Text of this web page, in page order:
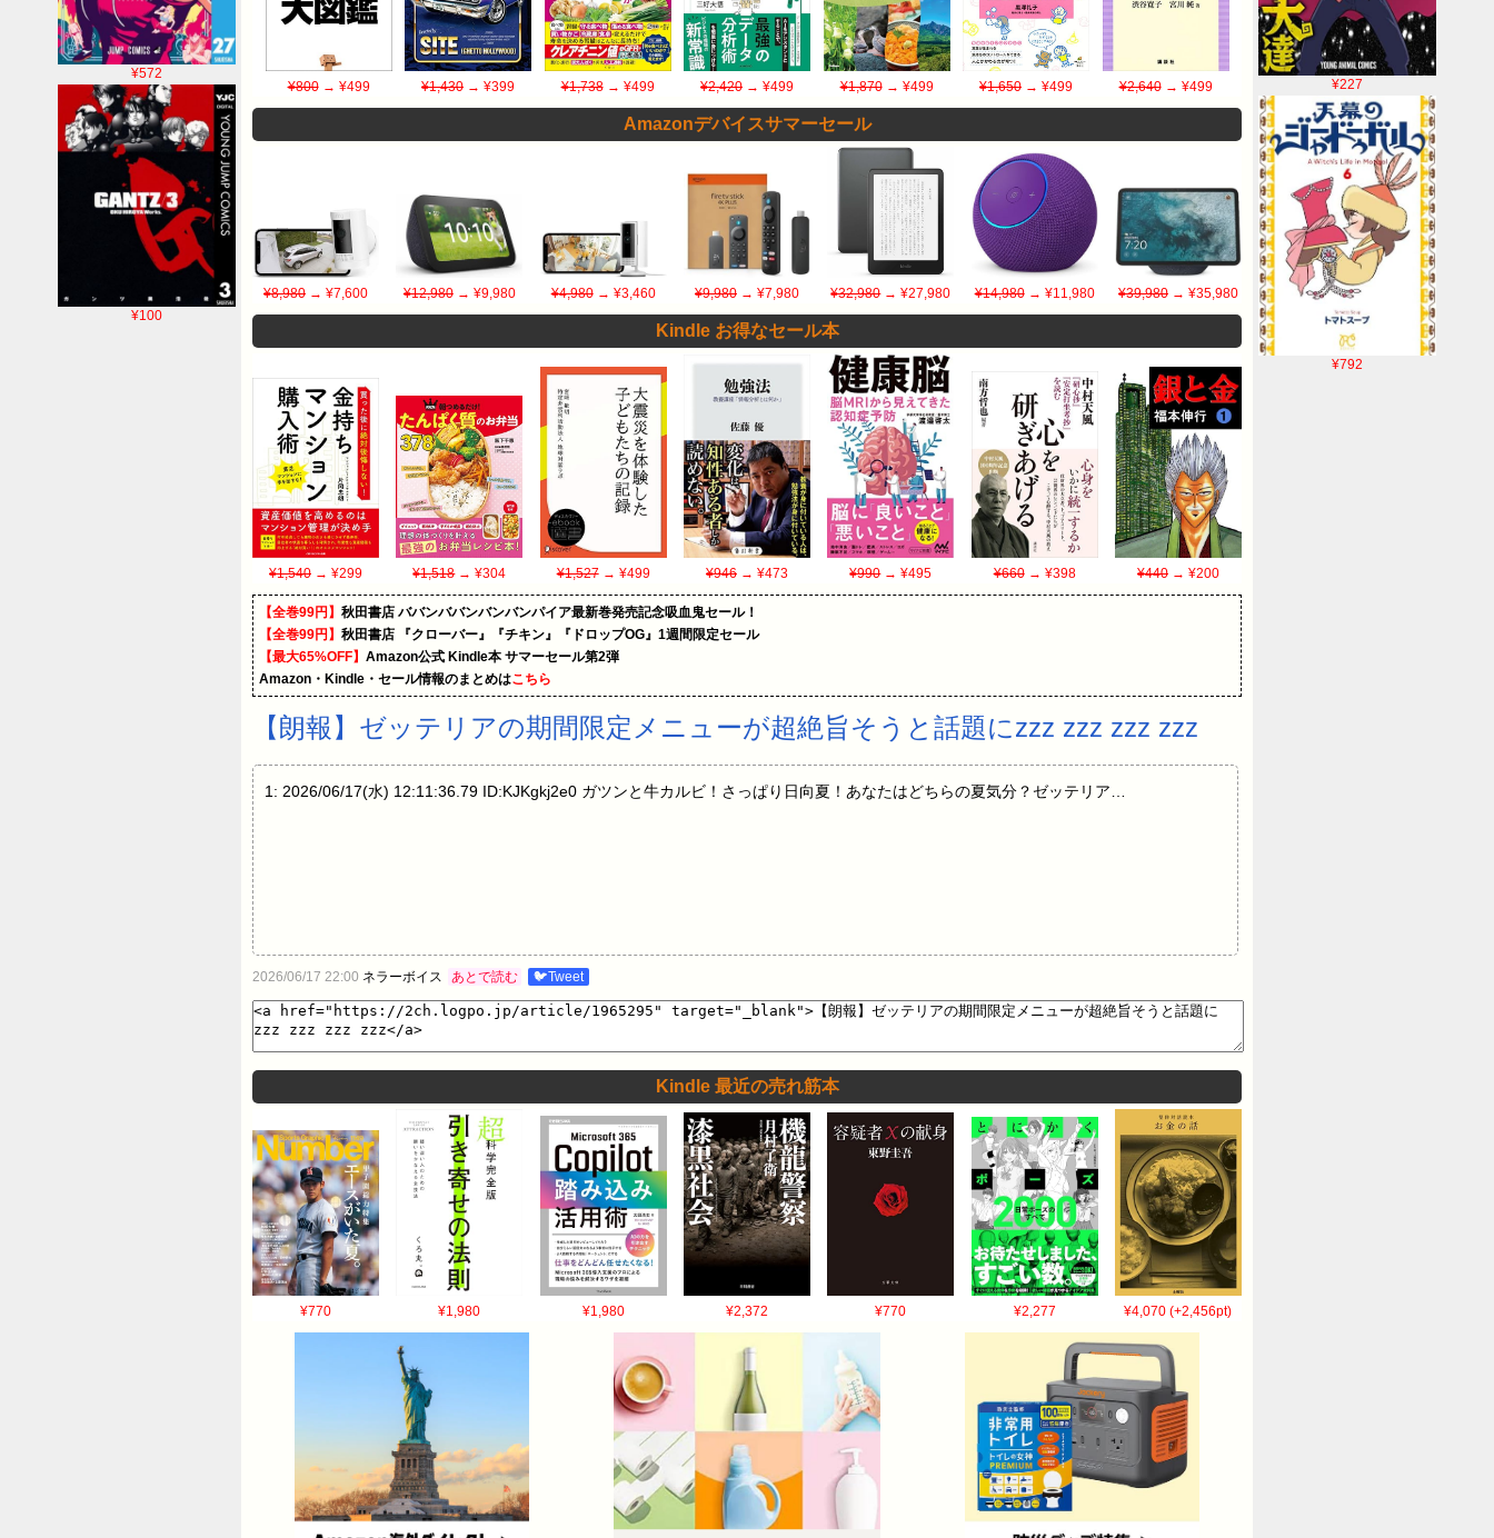
¥227
¥792
¥572
¥100
¥800→ ¥499 ¥1,430 → ¥399 ¥1,738→ ¥499 ¥2,420 → ¥499 ¥1,870→ ¥499 ¥1,650 → ¥499 ¥2,640→ ¥499
Amazonデバイスサマーセール
¥8,980 → ¥7,600 ¥12,980→ ¥9,980 ¥4,980→ ¥3,460 ¥9,980→ ¥7,980 ¥32,980→ ¥27,980 ¥14,980→ ¥11,980 ¥39,980→ ¥35,980
Kindle お得なセール本
¥1,540 → ¥299 ¥1,518→ ¥304 ¥1,527→ ¥499 ¥946→ ¥473 ¥990→ ¥495 ¥660→ ¥398 ¥440→ ¥200
【全巻99円】 秋田書店 ババンババンバンバンパイア最新巻発売記念吸血鬼セール！
【全巻99円】 秋田書店 『クローバー』『チキン』『ドロップOG』1週間限定セール
【最大65%OFF】 Amazon公式 Kindle本 サマーセール第2弾
Amazon・Kindle・セール情報のまとめはこちら
【朗報】ゼッテリアの期間限定メニューが超絶旨そうと話題にzzz zzz zzz zzz
1: 2026/06/17(水) 12:11:36.79 ID:KJKgkj2e0 ガツンと牛カルビ！さっぱり日向夏！あなたはどちらの夏気分？ゼッテリア…
2026/06/17 22:00 ネラーボイス あとで読む 🐦Tweet
Kindle 最近の売れ筋本
¥770 ¥1,980 ¥1,980 ¥2,372 ¥770 ¥2,277 ¥4,070 (+2,456pt)